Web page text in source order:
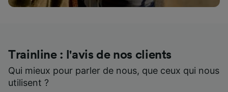
Trainline : l'avis de nos clients
Qui mieux pour parler de nous, que ceux qui nous
utilisent ?